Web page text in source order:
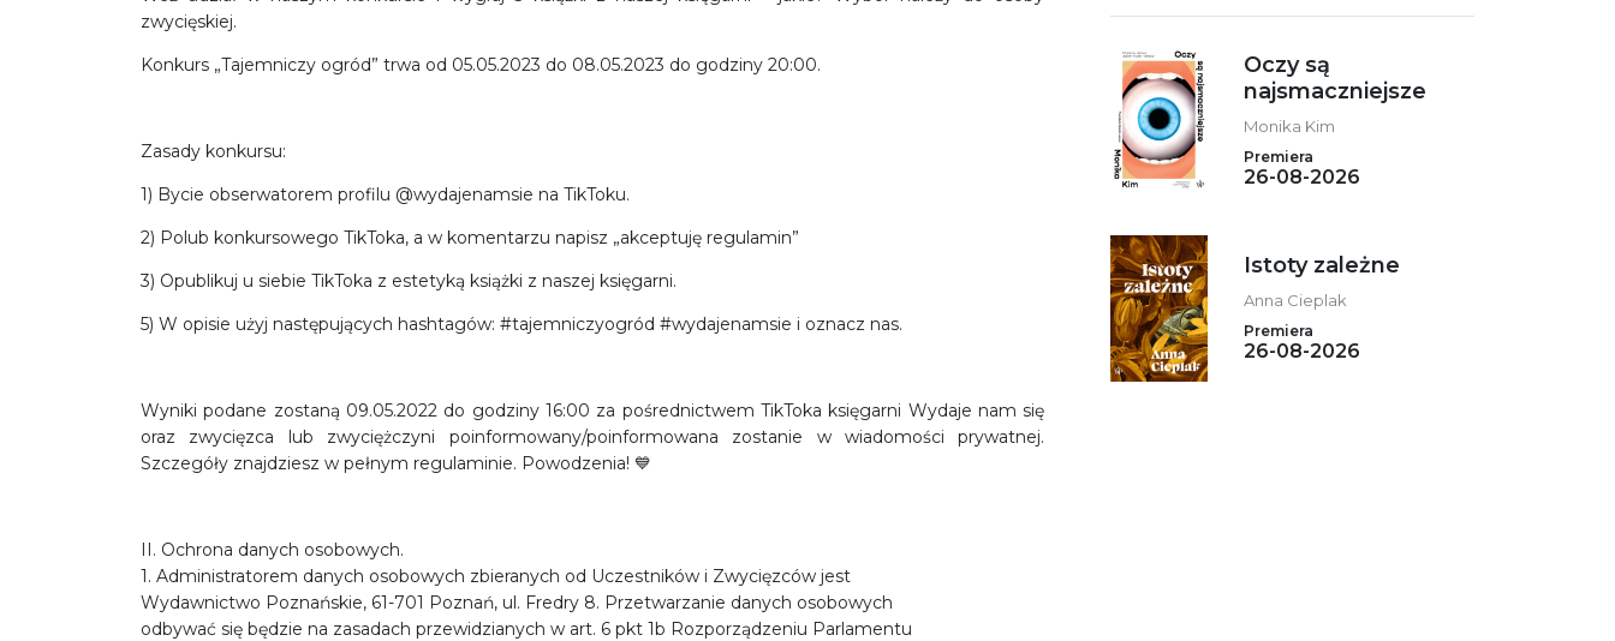
zwycięskiej.
Konkurs „Tajemniczy ogród” trwa od 05.05.2023 do 08.05.2023 do godziny 20:00.
Zasady konkursu:
1) Bycie obserwatorem profilu @wydajenamsie na TikToku.
2) Polub konkursowego TikToka, a w komentarzu napisz „akceptuję regulamin”
3) Opublikuj u siebie TikToka z estetyką książki z naszej księgarni.
5) W opisie użyj następujących hashtagów: #tajemniczyogród #wydajenamsie i oznacz nas.
Wyniki podane zostaną 09.05.2022 do godziny 16:00 za pośrednictwem TikToka księgarni Wydaje nam się
oraz zwycięzca lub zwyciężczyni poinformowany/poinformowana zostanie w wiadomości prywatnej.
Szczegóły znajdziesz w pełnym regulaminie. Powodzenia! 💙
II. Ochrona danych osobowych.
1. Administratorem danych osobowych zbieranych od Uczestników i Zwycięzców jest
Wydawnictwo Poznańskie, 61-701 Poznań, ul. Fredry 8. Przetwarzanie danych osobowych
odbywać się będzie na zasadach przewidzianych w art. 6 pkt 1b Rozporządzeniu Parlamentu
Oczy są
najsmaczniejsze
Monika Kim
Premiera
26-08-2026
Istoty zależne
Anna Cieplak
Premiera
26-08-2026